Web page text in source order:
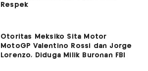
Respek
Otoritas Meksiko Sita Motor
MotoGP Valentino Rossi dan Jorge
Lorenzo, Diduga Milik Buronan FBI